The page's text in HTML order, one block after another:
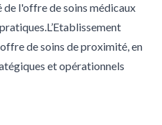
l'offre de soins médicaux
de soins de proximité, en
et opérationnels